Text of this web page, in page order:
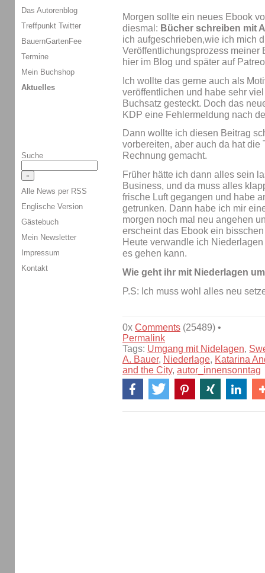
Morgen sollte ein neues Ebook
diesmal: Bücher schreiben mit
ich aufgeschrieben,wie ich mich
Veröffentlichungsprozess meiner
hier im Blog und später auf
Ich wollte das gerne auch als
veröffentlichen und habe sehr
Buchsatz gesteckt. Doch das
KDP eine Fehlermeldung nach
Dann wollte ich diesen Beitrag
vorbereiten, aber auch da hat
Rechnung gemacht.
Früher hätte ich dann alles sein
Business, und da muss alles
frische Luft gegangen und habe
getrunken. Dann habe ich mir
morgen noch mal neu angehen
erscheint das Ebook ein
Heute verwandle ich
es gehen kann.
Wie geht ihr mit Niederlagen
P.S: Ich muss wohl alles neu
0x Comments (25489) •
Permalink
Tags: Umgang mit Nidelagen,
A. Bauer, Niederlage, Katarina
and the City, autor_innensonntag
Das Autorenblog
Treffpunkt Twitter
BauernGartenFee
Termine
Mein Buchshop
Aktuelles
Suche
Alle News per RSS
Englische Version
Gästebuch
Mein Newsletter
Impressum
Kontakt